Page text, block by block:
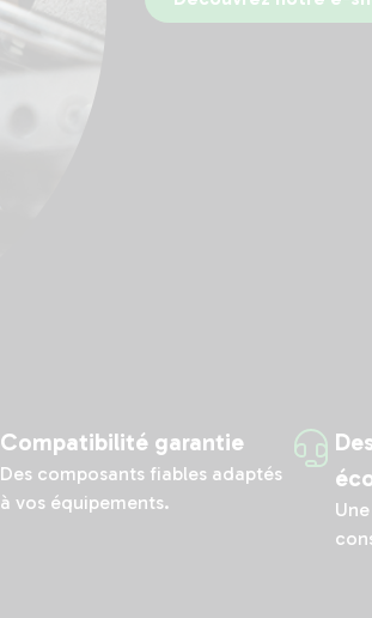
Compatibilité garantie
Des composants fiables adaptés
à vos équipements.